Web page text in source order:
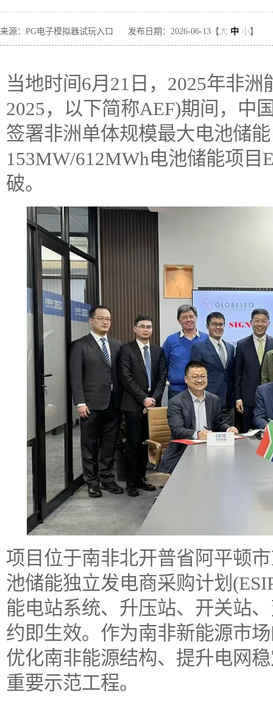
来源：PG电子模拟器试玩入口 发布日期：2026-06-13【大 中 小】
当地时间6月21日，2025年非
2025，以下简称AEF)期间，中
签署非洲单体规模最大电池储
153MW/612MWh电池储能项目
破。
项目位于南非北开普省阿平顿
池储能独立发电商采购计划
能电站系统、升压站、开关站
约即生效。作为南非新能源市
优化南非能源结构、提升电网
重要示范工程。